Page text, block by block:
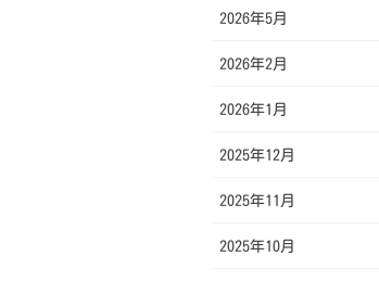
2026年5月
2026年2月
2026年1月
2025年12月
2025年11月
2025年10月